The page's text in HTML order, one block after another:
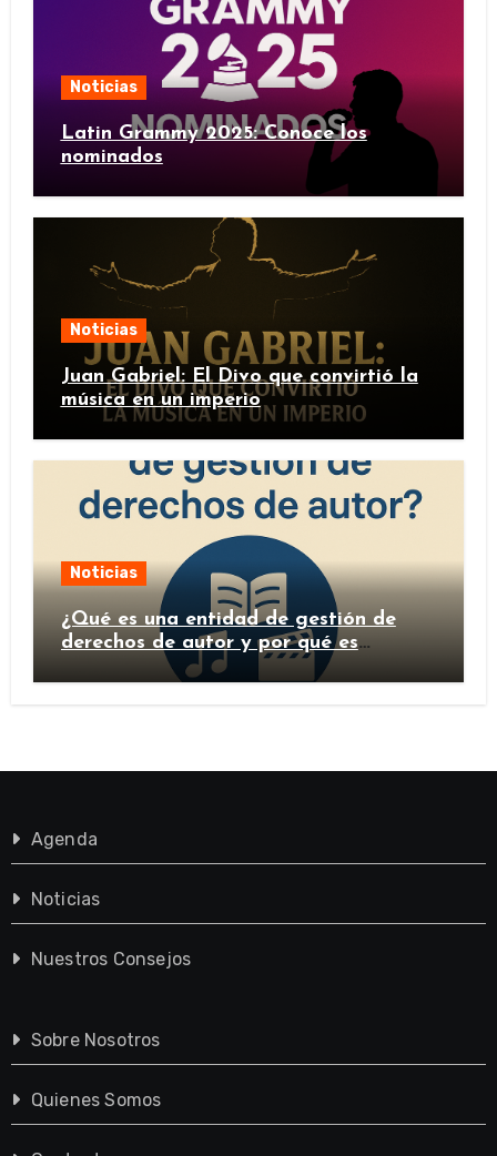
Noticias
Latin Grammy 2025: Conoce los
nominados
Noticias
Juan Gabriel: El Divo que convirtió la
música en un imperio
Noticias
¿Qué es una entidad de gestión de
derechos de autor y por qué es
importante?
Agenda
Noticias
Nuestros Consejos
Sobre Nosotros
Quienes Somos